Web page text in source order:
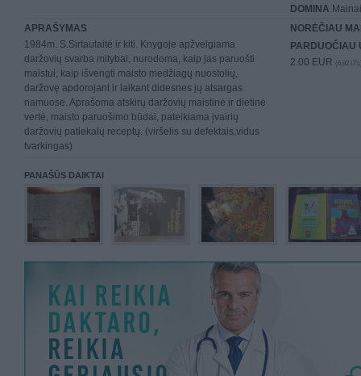
DOMINA
APRAŠYMAS
1984m. S.Sirtautaitė ir kiti. Knygoje apžvelgiama
daržovių svarba mitybai, nurodoma, kaip jas paruošti
maistui, kaip išvengti maisto medžiagų nuostolių,
daržovę apdorojant ir laikant didesnes jų atsargas
namuose. Aprašoma atskirų daržovių maistinė ir dietinė
vertė, maisto paruošimo būdai, pateikiama įvairių
daržovių patiekalų receptų. (viršelis su defektais,vidus
tvarkingas)
NORĖČIAU
PARDUOČIAU
2.00 EUR (6,92
PANAŠŪS DAIKTAI